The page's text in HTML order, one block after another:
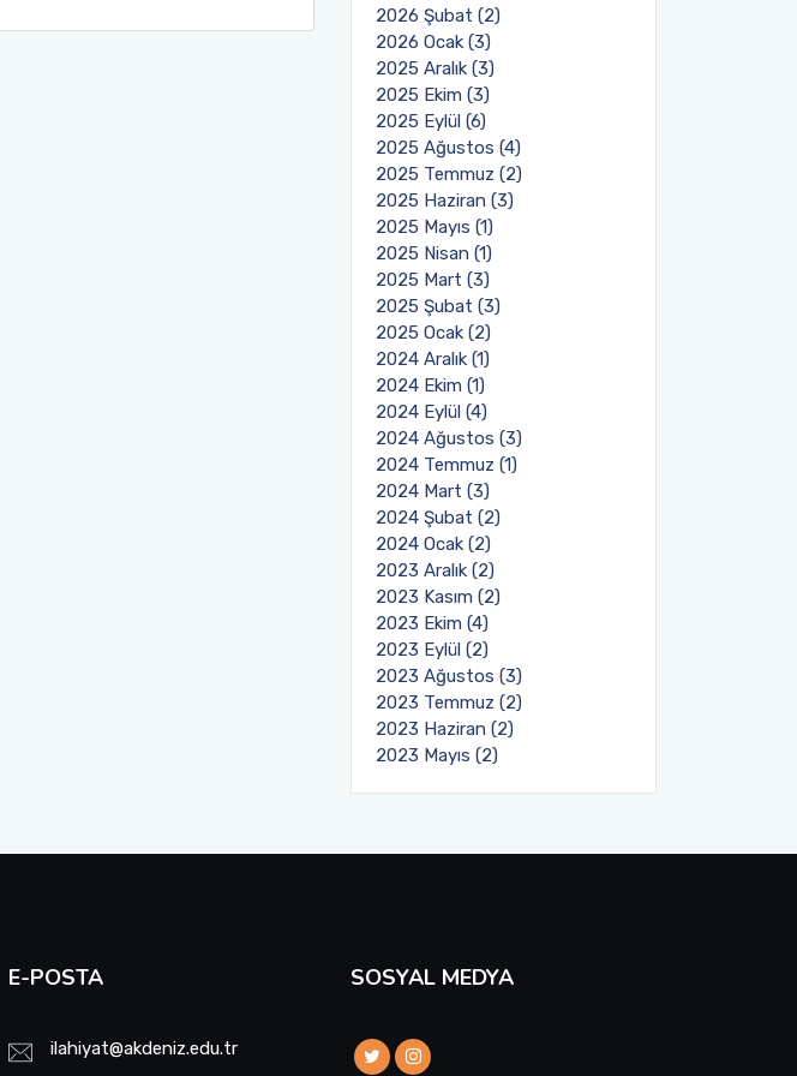
2026 Şubat (2)
2026 Ocak (3)
2025 Aralık (3)
2025 Ekim (3)
2025 Eylül (6)
2025 Ağustos (4)
2025 Temmuz (2)
2025 Haziran (3)
2025 Mayıs (1)
2025 Nisan (1)
2025 Mart (3)
2025 Şubat (3)
2025 Ocak (2)
2024 Aralık (1)
2024 Ekim (1)
2024 Eylül (4)
2024 Ağustos (3)
2024 Temmuz (1)
2024 Mart (3)
2024 Şubat (2)
2024 Ocak (2)
2023 Aralık (2)
2023 Kasım (2)
2023 Ekim (4)
2023 Eylül (2)
2023 Ağustos (3)
2023 Temmuz (2)
2023 Haziran (2)
2023 Mayıs (2)
E-POSTA
ilahiyat@akdeniz.edu.tr
SOSYAL MEDYA